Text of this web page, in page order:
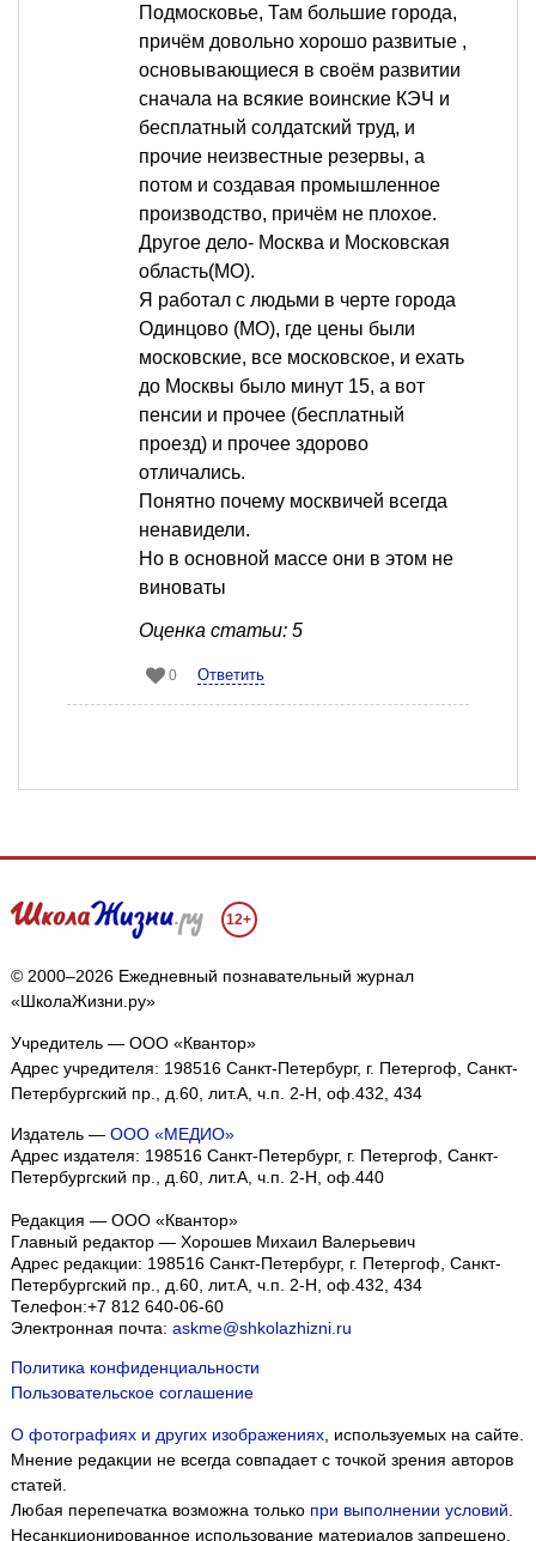
Подмосковье, Там большие города,
причём довольно хорошо развитые ,
основывающиеся в своём развитии
сначала на всякие воинские КЭЧ и
бесплатный солдатский труд, и
прочие неизвестные резервы, а
потом и создавая промышленное
производство, причём не плохое.
Другое дело- Москва и Московская
область(МО).
Я работал с людьми в черте города
Одинцово (МО), где цены были
московские, все московское, и ехать
до Москвы было минут 15, а вот
пенсии и прочее (бесплатный
проезд) и прочее здорово
отличались.
Понятно почему москвичей всегда
ненавидели.
Но в основной массе они в этом не
виноваты
Оценка статьи: 5
0 Ответить
12+
© 2000–2026 Ежедневный познавательный журнал
«ШколаЖизни.ру»
Учредитель — ООО «Квантор»
Адрес учредителя: 198516 Санкт-Петербург, г. Петергоф, Санкт-
Петербургский пр., д.60, лит.А, ч.п. 2-Н, оф.432, 434
Издатель — ООО «МЕДИО»
Адрес издателя: 198516 Санкт-Петербург, г. Петергоф, Санкт-
Петербургский пр., д.60, лит.А, ч.п. 2-Н, оф.440
Редакция — ООО «Квантор»
Главный редактор — Хорошев Михаил Валерьевич
Адрес редакции: 198516 Санкт-Петербург, г. Петергоф Санкт-
Петербургский пр., д.60, лит.А, ч.п. 2-Н, оф.432, 434
Телефон:+7 812 640-06-60
Электронная почта: askme@shkolazhizni.ru
Политика конфиденциальности
Пользовательское соглашение
О фотографиях и других изображениях, используемых на сайте.
Мнение редакции не всегда совпадает с точкой зрения авторов
статей.
Любая перепечатка возможна только при выполнении условий
Несанкционированное использование материалов запрещено.